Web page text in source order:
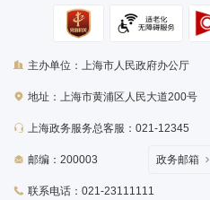
主办单位：上海市人民政府办公厅
地址：上海市黄浦区人民大道200号
上海政务服务总客服：021-12345
邮编：200003
联系电话：021-23111111
政务邮箱